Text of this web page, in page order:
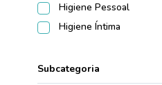
Higiene Pessoal
Higiene Íntima
Subcategoria